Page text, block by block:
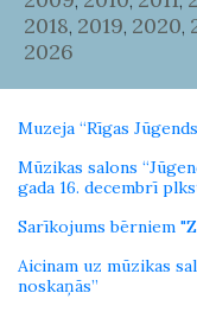
2018, 2019, 2020,
2026
Muzeja “Rīgas
Mūzikas salons
gada 16. decembrī
Sarīkojums bērniem
Aicinam uz mūzikas
noskaņās”